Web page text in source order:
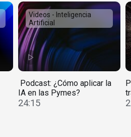
Videos - Inteligencia
Artificial
️ Podcast: ¿Cómo aplicar la
IA en las Pymes?
24:15